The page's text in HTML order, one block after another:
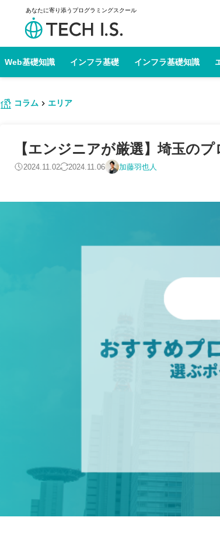
あなたに寄り添うプログラミングスクール
Web基礎知識 インフラ基礎 インフラ基礎知識
コラム エリア
【エンジニアが厳選】埼玉の
2024.11.02 2024.11.06 加藤羽也人